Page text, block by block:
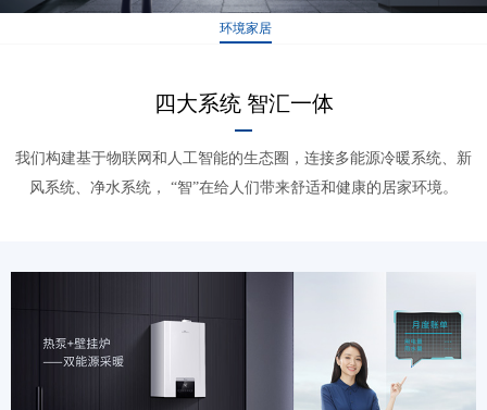
环境家居
四大系统 智汇一体
我们构建基于物联网和人工智能的生态圈，连接多能源冷暖系统、新
风系统、净水系统， “智”在给人们带来舒适和健康的居家环境。